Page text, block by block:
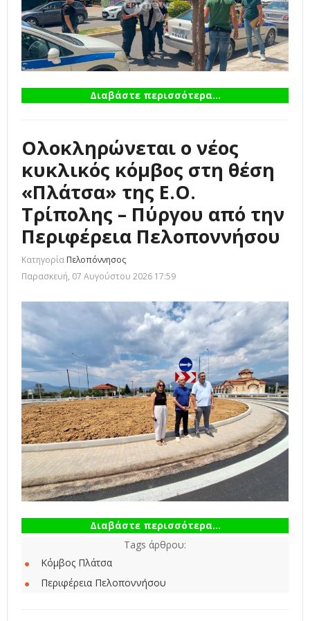
Διαβάστε περισσότερα...
Ολοκληρώνεται ο νέος
κυκλικός κόμβος στη θέση
«Πλάτσα» της Ε.Ο.
Τρίπολης – Πύργου από την
Περιφέρεια Πελοποννήσου
Κατηγορία Πελοπόννησος
Παρασκευή, 07 Αυγούστου 2026 17:59
Διαβάστε περισσότερα...
Tags άρθρου:
Κόμβος Πλάτσα
Περιφέρεια Πελοποννήσου